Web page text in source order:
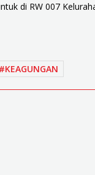
di RW 007